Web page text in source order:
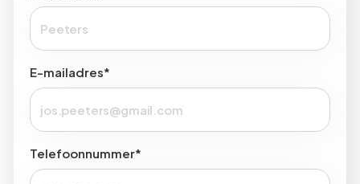
E-mailadres*
Telefoonnummer*